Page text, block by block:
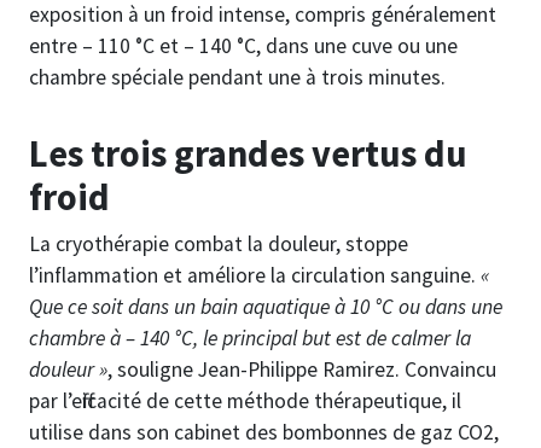
exposition à un froid intense, compris généralement
entre – 110 °C et – 140 °C, dans une cuve ou une
chambre spéciale pendant une à trois minutes.
Les trois grandes vertus du
froid
La cryothérapie combat la douleur, stoppe
l’inflammation et améliore la circulation sanguine. «
Que ce soit dans un bain aquatique à 10 °C ou dans une
chambre à – 140 °C, le principal but est de calmer la
douleur », souligne Jean-Philippe Ramirez. Convaincu
par l’efficacité de cette méthode thérapeutique, il
utilise dans son cabinet des bombonnes de gaz CO2,